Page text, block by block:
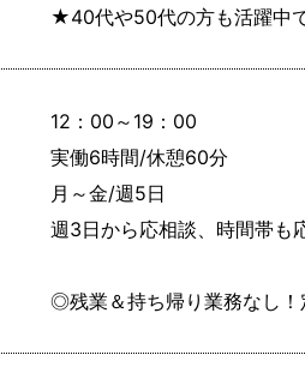
★40代や50代の方も活躍中
12：00～19：00
実働6時間/休憩60分
月～金/週5日
週3日から応相談、時間帯も
◎残業＆持ち帰り業務なし！